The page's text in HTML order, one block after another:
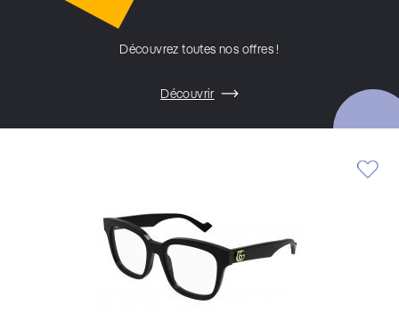
Découvrez toutes nos offres !
Découvrir